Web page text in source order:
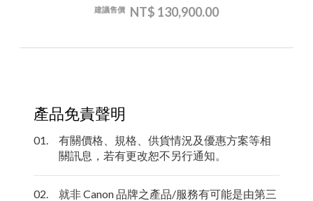
建議售價 NT$ 130,900.00
產品免責聲明
01.
有關價格、規格、供貨情況及優惠方案等相
關訊息，若有更改恕不另行通知。
02.
就非 Canon 品牌之產品/服務有可能是由第三